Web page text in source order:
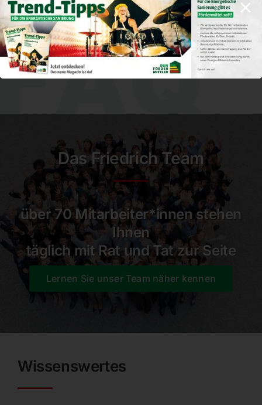
Warum ist Friedrich Bauzentrum mehr
als nur ein Baustoffhandel?
Bietet das Friedrich Bauzentrum auch
Privat­kunden-Beratung an?
Das Friedrich Team
über 70 Mitarbeiter*innen stehen
Ihnen
täglich mit Rat und Tat zur Seite
Lernen Sie unser Team näher kennen
Wissens­wertes